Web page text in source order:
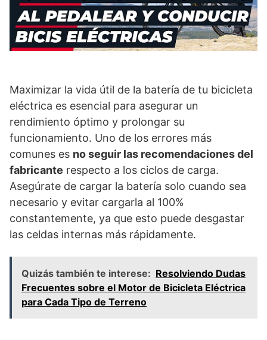
Maximizar la vida útil de la batería de tu bicicleta
eléctrica es esencial para asegurar un
rendimiento óptimo y prolongar su
funcionamiento. Uno de los errores más
comunes es no seguir las recomendaciones del
fabricante respecto a los ciclos de carga.
Asegúrate de cargar la batería solo cuando sea
necesario y evitar cargarla al 100%
constantemente, ya que esto puede desgastar
las celdas internas más rápidamente.
Quizás también te interese: Resolviendo Dudas
Frecuentes sobre el Motor de Bicicleta Eléctrica
para Cada Tipo de Terreno